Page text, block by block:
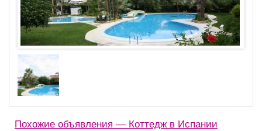
Похожие объявления — Коттедж в Испании